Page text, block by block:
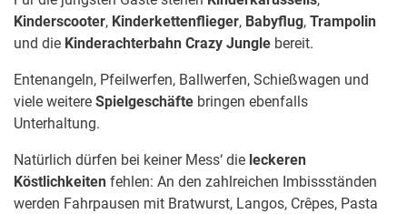
Kinderscooter, Kinderkettenflieger, Babyflug, Trampolin
und die Kinderachterbahn Crazy Jungle bereit.
Entenangeln, Pfeilwerfen, Ballwerfen, Schießwagen und
viele weitere Spielgeschäfte bringen ebenfalls
Unterhaltung.
Natürlich dürfen bei keiner Mess‘ die leckeren
Köstlichkeiten fehlen: An den zahlreichen Imbissständen
werden Fahrpausen mit Bratwurst, Langos, Crêpes, Pasta